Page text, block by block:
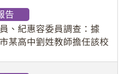
生等行為，歷經該校校園
議（下
告
、紀惠容委員調查：據
某高中劉姓教師擔任該校